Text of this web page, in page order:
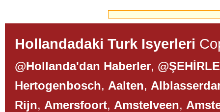
Hollandadaki Turk Isyerleri
@Hollanda'dan Haberler,
Hertogenbosch, Aalten,
Rijn, Amersfoort, Amstelveen,